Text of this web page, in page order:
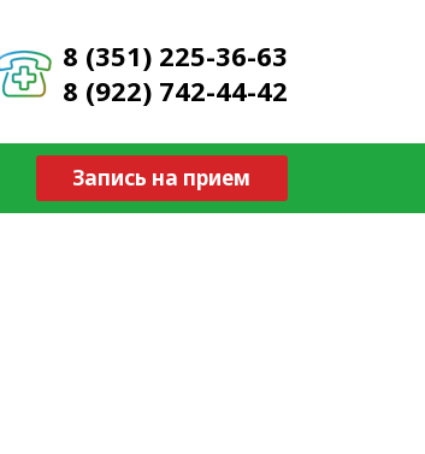
8 (351) 225-36-63
8 (922) 742-44-42
Запись на прием